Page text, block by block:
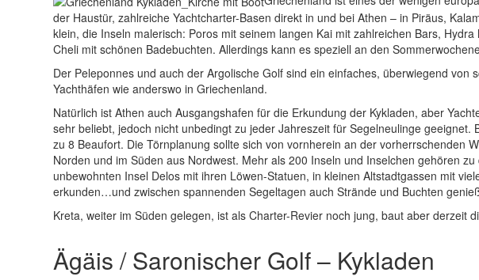
der Haustür, zahlreiche Yachtcharter-Basen direkt in und bei Athen – in Piräus,
klein, die Inseln malerisch: Poros mit seinem langen Kai mit zahlreichen Bars,
Cheli mit schönen Badebuchten. Allerdings kann es speziell an den
Der Peleponnes und auch der Argolische Golf sind ein einfaches, überwiegend
Yachthäfen wie anderswo in Griechenland.
Natürlich ist Athen auch Ausgangshafen für die Erkundung der Kykladen, aber
sehr beliebt, jedoch nicht unbedingt zu jeder Jahreszeit für Segelneulinge
zu 8 Beaufort. Die Törnplanung sollte sich von vornherein an der vorherrschenden
Norden und im Süden aus Nordwest. Mehr als 200 Inseln und Inselchen gehören
unbewohnten Insel Delos mit ihren Löwen-Statuen, in kleinen Altstadtgassen mit
erkunden…und zwischen spannenden Segeltagen auch Strände und Buchten
Kreta, weiter im Süden gelegen, ist als Charter-Revier noch jung, baut aber derzeit
Ägäis / Saronischer Golf – Kykladen